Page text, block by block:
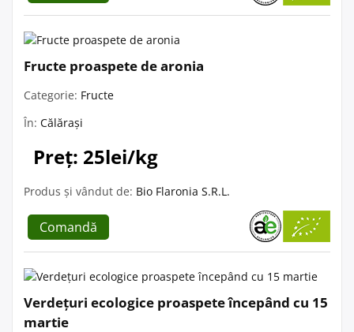
Fructe proaspete de aronia
Categorie: Fructe
În: Călărași
Preț: 25lei/kg
Produs și vândut de: Bio Flaronia S.R.L.
Comandă
Verdețuri ecologice proaspete începând cu 15
martie